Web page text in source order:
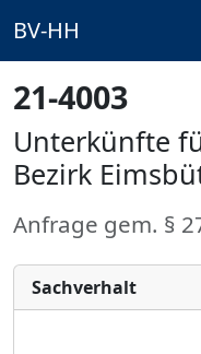
BV-HH
21-4003
Unterkünfte
Bezirk
Anfrage gem. §
Sachverhalt